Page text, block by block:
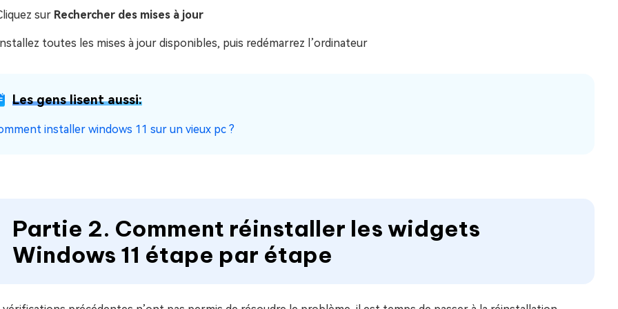
sur Rechercher des mises à jour
toutes les mises à jour disponibles, puis redémarrez l’ordinateur
Les gens lisent aussi:
installer windows 11 sur un vieux pc ?
Partie 2. Comment réinstaller les widgets
Windows 11 étape par étape